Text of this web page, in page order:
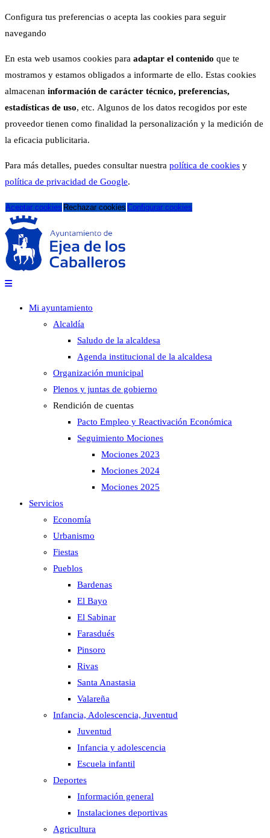
Configura tus preferencias o acepta las cookies para seguir
navegando
En esta web usamos cookies para adaptar el contenido que te
mostramos y estamos obligados a informarte de ello. Estas cookies
almacenan información de carácter técnico, preferencias,
estadísticas de uso, etc. Algunos de los datos recogidos por este
proveedor tienen como finalidad la personalización y la medición de
la eficacia publicitaria.
Para más detalles, puedes consultar nuestra política de cookies y
política de privacidad de Google.
Aceptar cookies Rechazar cookies Configurar cookies
Mi ayuntamiento
Alcaldía
Saludo de la alcaldesa
Agenda institucional de la alcaldesa
Organización municipal
Plenos y juntas de gobierno
Rendición de cuentas
Pacto Empleo y Reactivación Económica
Seguimiento Mociones
Mociones 2023
Mociones 2024
Mociones 2025
Servicios
Economía
Urbanismo
Fiestas
Pueblos
Bardenas
El Bayo
El Sabinar
Farasdués
Pinsoro
Rivas
Santa Anastasia
Valareña
Infancia, Adolescencia, Juventud
Juventud
Infancia y adolescencia
Escuela infantil
Deportes
Información general
Instalaciones deportivas
Agricultura